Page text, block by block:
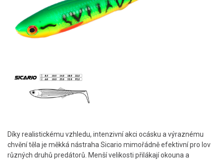
Díky realistickému vzhledu, intenzivní akci ocásku a výraznému
chvění těla je měkká nástraha Sicario mimořádně efektivní pro lov
různých druhů predátorů. Menší velikosti přilákají okouna a